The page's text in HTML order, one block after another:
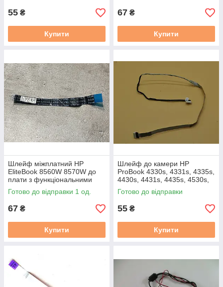
55 ₴
Купити
67 ₴
Купити
Шлейф міжплатний HP
EliteBook 8560W 8570W до
плати з функціональними
кнопками (35110AM00-04T-
G) FFC б/в
Готово до відправки 1 од.
67 ₴
Купити
Шлейф до камери HP
ProBook 4330s, 4331s, 4335s,
4430s, 4431s, 4435s, 4530s,
4535s (6017B0299001) б/в
Готово до відправки
55 ₴
Купити